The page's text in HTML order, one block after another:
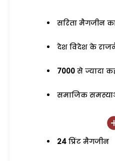
सरिता मैगजीन
देश विदेश के
7000 से ज्यादा
समाजिक
24 प्रिंट मैगजीन